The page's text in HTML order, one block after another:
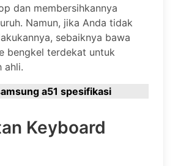
dan membersihkannya
Namun, jika Anda tidak
sebaiknya bawa
bengkel terdekat untuk
ahli.
a51 spesifikasi
Keyboard